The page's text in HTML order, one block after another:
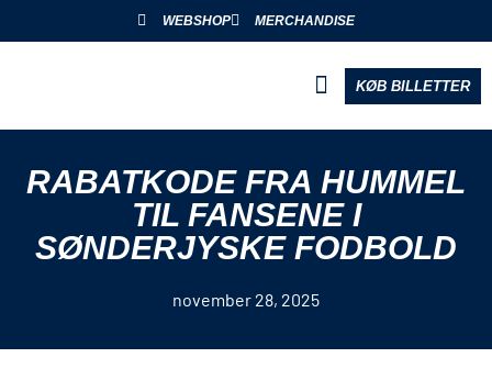
WEBSHOP MERCHANDISE
KØB BILLETTER
RABATKODE FRA HUMMEL
TIL FANSENE I
SØNDERJYSKE FODBOLD
november 28, 2025